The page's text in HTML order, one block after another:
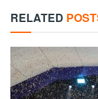
RELATED